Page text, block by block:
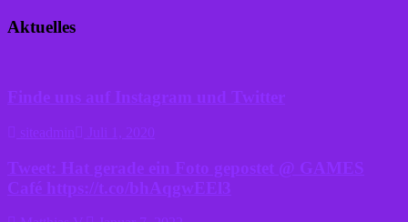
Aktuelles
Finde uns auf Instagram und Twitter
siteadmin Juli 1, 2020
Tweet: Hat gerade ein Foto gepostet @ GAMES
Café https://t.co/bhAqgwEEl3